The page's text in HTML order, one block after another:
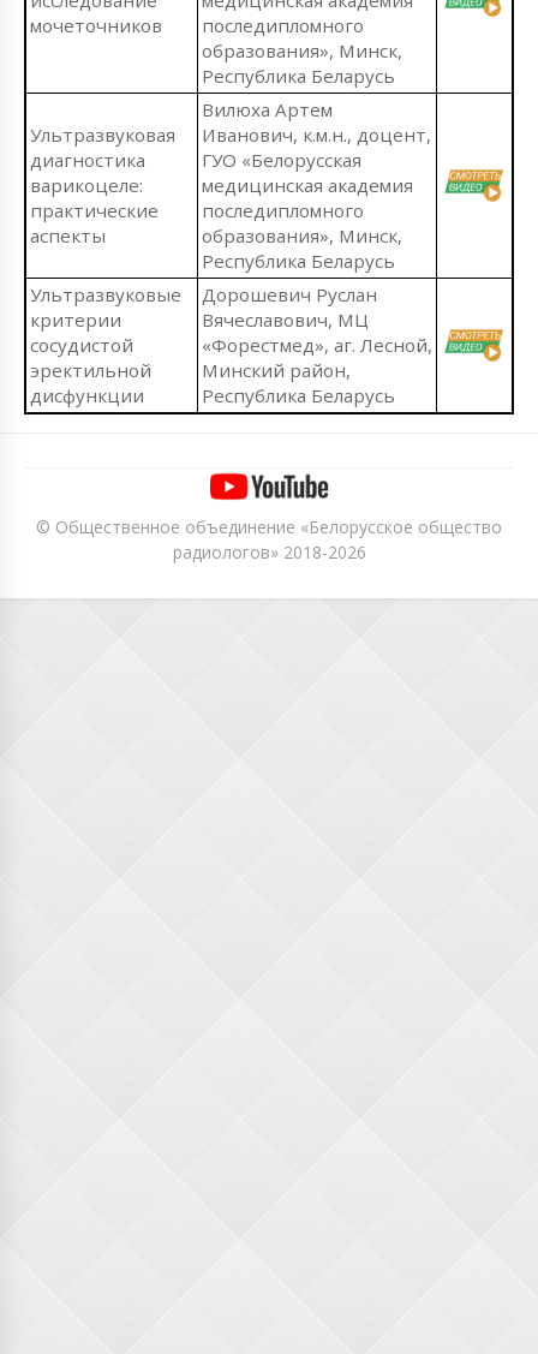
мочеточников
последипломного
образования», Минск,
Республика Беларусь
Ультразвуковая
диагностика
варикоцеле:
практические
аспекты
Вилюха Артем
Иванович, к.м.н., доцент,
ГУО «Белорусская
медицинская академия
последипломного
образования», Минск,
Республика Беларусь
Ультразвуковые
критерии
сосудистой
эректильной
дисфункции
Дорошевич Руслан
Вячеславович, МЦ
«Форестмед», аг. Лесной,
Минский район,
Республика Беларусь
© Общественное объединение «Белорусское общество
радиологов» 2018-2026